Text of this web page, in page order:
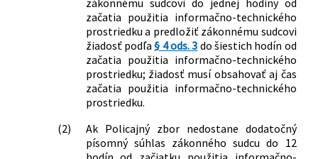
začatia použitia informačno-technického
prostriedku a predložiť zákonnému sudcovi
žiadosť podľa§ 4 ods. 3 do šiestich hodín od
začatia použitia informačno-technického
prostriedku; žiadosť musí obsahovať aj čas
začatia použitia informačno-technického
prostriedku.
(2)
Ak Policajný zbor nedostane dodatočný
písomný súhlas zákonného sudcu do 12